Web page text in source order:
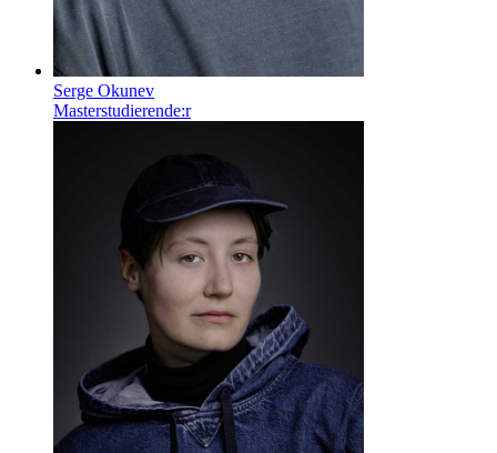
Serge Okunev
Masterstudierende:r